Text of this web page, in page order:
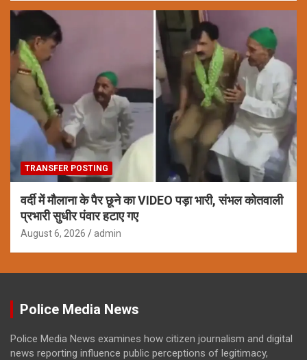
TRANSFER POSTING
वर्दी में मौलाना के पैर छूने का VIDEO पड़ा भारी, संभल कोतवाली
प्रभारी सुधीर पंवार हटाए गए
August 6, 2026 admin
Police Media News
Police Media News examines how citizen journalism and digital
news reporting influence public perceptions of legitimacy,